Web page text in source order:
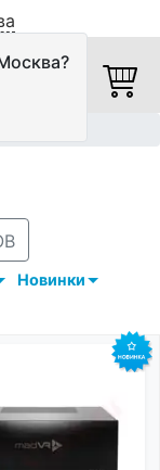
Новинки